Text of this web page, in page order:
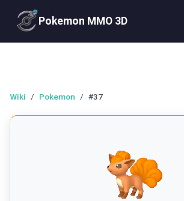
Pokemon MMO 3D
Wiki / Pokemon / #37